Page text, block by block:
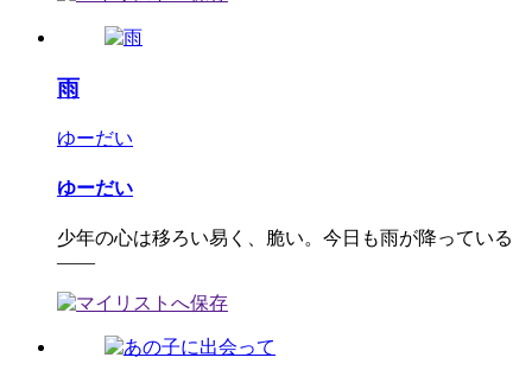
雨
ゆーだい
ゆーだい
少年の心は移ろい易く、脆い。今日も雨が降っている
――